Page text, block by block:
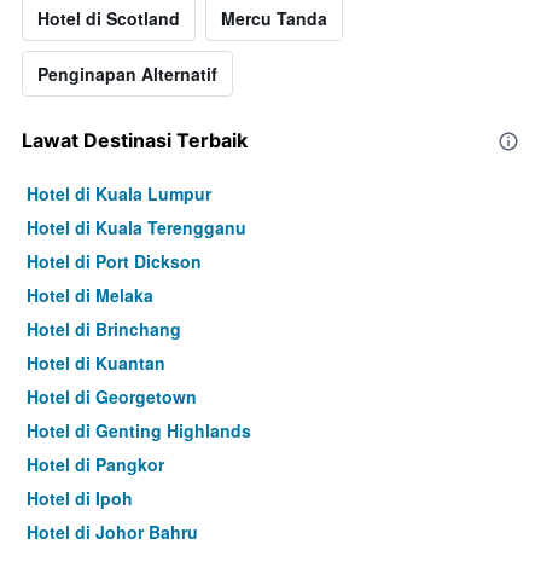
Hotel di Scotland Mercu Tanda
Penginapan Alternatif
Lawat Destinasi Terbaik
Hotel di Kuala Lumpur
Hotel di Kuala Terengganu
Hotel di Port Dickson
Hotel di Melaka
Hotel di Brinchang
Hotel di Kuantan
Hotel di Georgetown
Hotel di Genting Highlands
Hotel di Pangkor
Hotel di Ipoh
Hotel di Johor Bahru